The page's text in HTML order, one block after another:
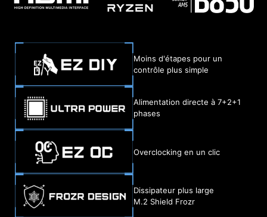
Moins d'étapes pour un
contrôle plus simple
Alimentation directe à 7+2+1
phases
Overclocking en un clic
Dissipateur plus large
M.2 Shield Frozr